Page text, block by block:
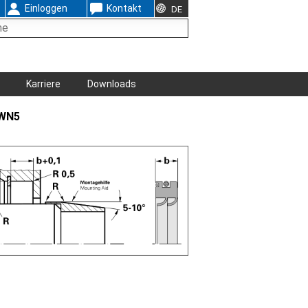
Einloggen Kontakt DE
Karriere Downloads